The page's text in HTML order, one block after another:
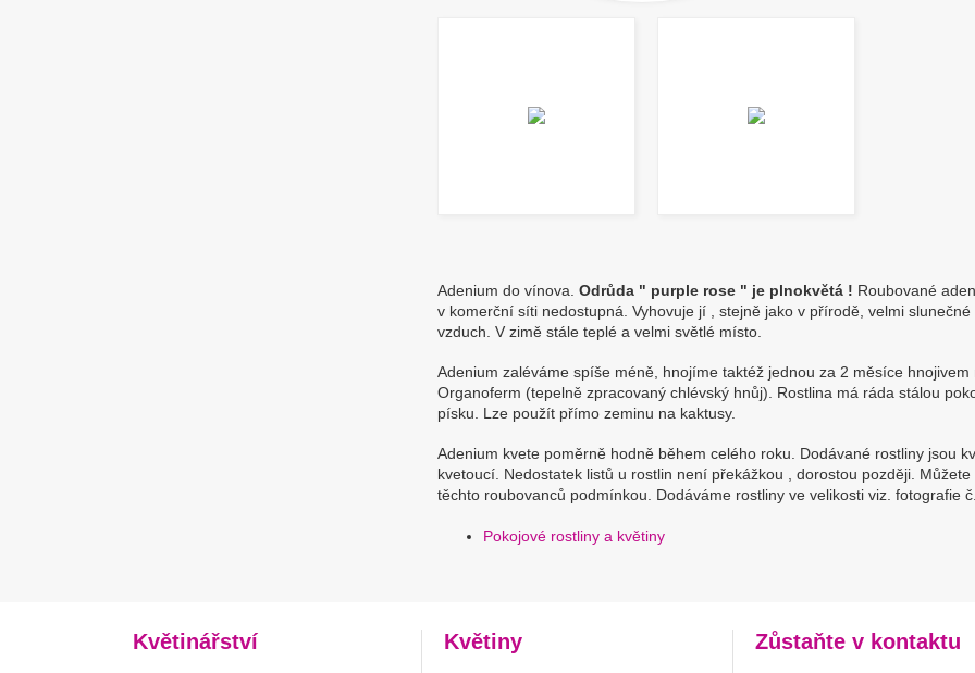
Adenium do vínova. Odrůda " purple rose " je plnokvětá ! Roubované
v komerční síti nedostupná. Vyhovuje jí , stejně jako v přírodě, velmi
vzduch. V zimě stále teplé a velmi světlé místo.
Adenium zaléváme spíše méně, hnojíme taktéž jednou za 2 měsíce
Organoferm (tepelně zpracovaný chlévský hnůj). Rostlina má ráda stálou
písku. Lze použít přímo zeminu na kaktusy.
Adenium kvete poměrně hodně během celého roku. Dodávané rostliny jsou
kvetoucí. Nedostatek listů u rostlin není překážkou , dorostou později.
těchto roubovanců podmínkou. Dodáváme rostliny ve velikosti viz. fotografie
Pokojové rostliny a květiny
Květinářství Květiny Zůstaňte v kontaktu